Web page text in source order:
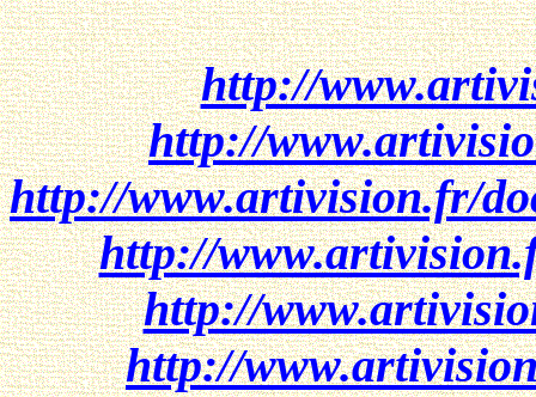
http://
http://
http://www.artivision.fr/
http://
http://
http://